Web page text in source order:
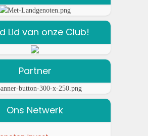
Lid van onze Club!
Partner
Ons Netwerk